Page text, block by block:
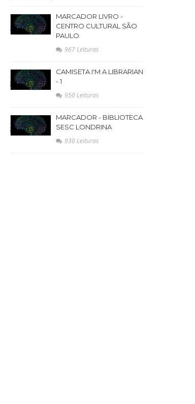
MARCADOR LIVRO -
CENTRO CULTURAL SÃO
PAULO
967 Leituras
CAMISETA I'M A LIBRARIAN
- 1
950 Leituras
MARCADOR - BIBLIOTECA
SESC LONDRINA
930 Leituras